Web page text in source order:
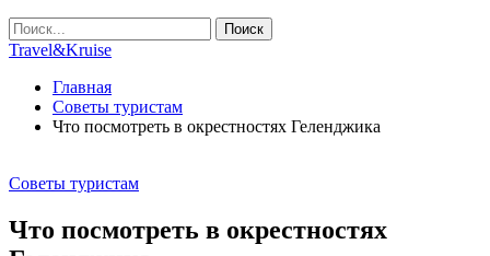
Travel&Kruise
Главная
Советы туристам
Что посмотреть в окрестностях Геленджика
Советы туристам
Что посмотреть в окрестностях